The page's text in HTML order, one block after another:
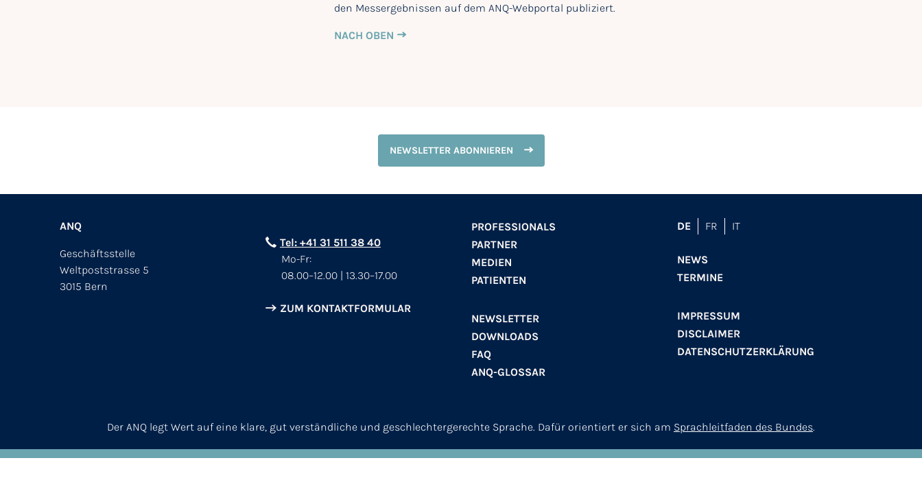
den Messergebnissen auf dem ANQ-Webportal publiziert.
NACH OBEN
NEWSLETTER ABONNIEREN
ANQ
Geschäftsstelle
Weltpoststrasse 5
3015 Bern
Tel: +41 31 511 38 40
Mo-Fr:
08.00–12.00 | 13.30–17.00
ZUM KONTAKTFORMULAR
PROFESSIONALS
PARTNER
MEDIEN
PATIENTEN
NEWSLETTER
DOWNLOADS
FAQ
ANQ-GLOSSAR
DE FR IT
NEWS
TERMINE
IMPRESSUM
DISCLAIMER
DATENSCHUTZERKLÄRUNG
Der ANQ legt Wert auf eine klare, gut verständliche und geschlechtergerechte Sprache. Dafür orientiert er sich am Sprachleitfaden des Bundes.